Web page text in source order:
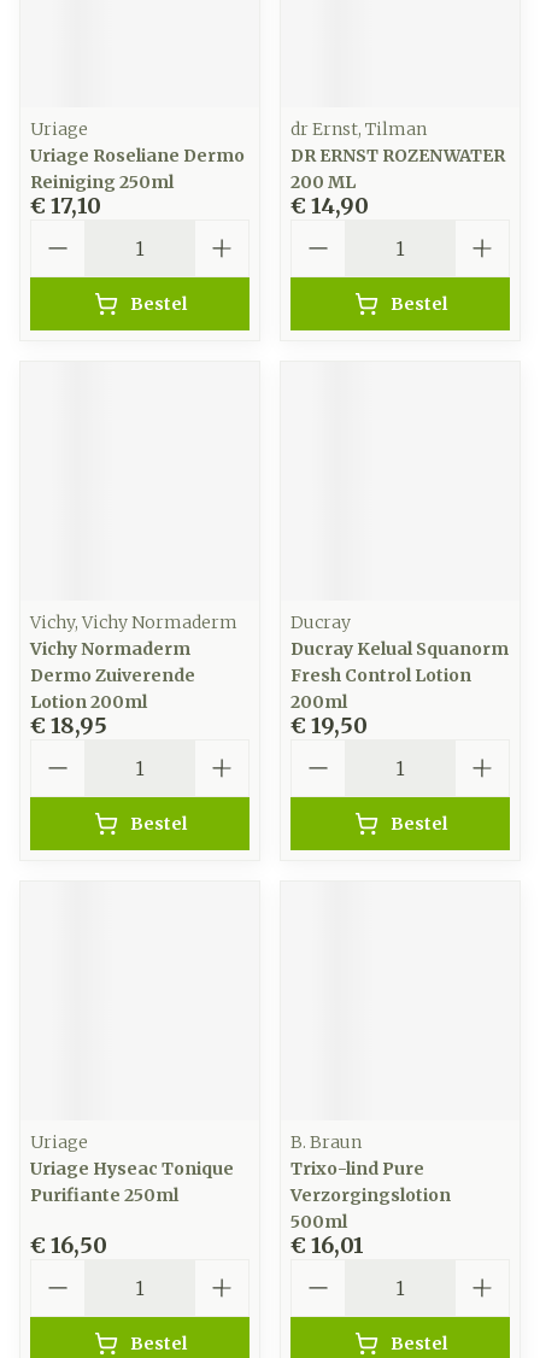
Uriage
Uriage Roseliane Dermo
Reiniging 250ml
€ 17,10
Bestel
dr Ernst, Tilman
DR ERNST ROZENWATER
200 ML
€ 14,90
Bestel
Vichy, Vichy Normaderm
Vichy Normaderm
Dermo Zuiverende
Lotion 200ml
€ 18,95
Bestel
Ducray
Ducray Kelual Squanorm
Fresh Control Lotion
200ml
€ 19,50
Bestel
Uriage
Uriage Hyseac Tonique
Purifiante 250ml
€ 16,50
Bestel
B. Braun
Trixo-lind Pure
Verzorgingslotion
500ml
€ 16,01
Bestel